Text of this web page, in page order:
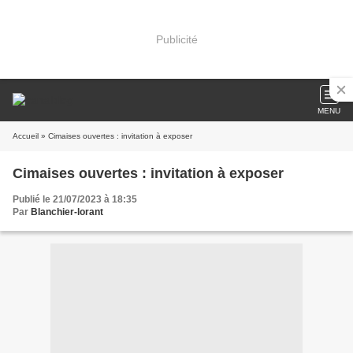
Publicité
MENU
Accueil » Cimaises ouvertes : invitation à exposer
Cimaises ouvertes : invitation à exposer
Publié le 21/07/2023 à 18:35
Par Blanchier-lorant